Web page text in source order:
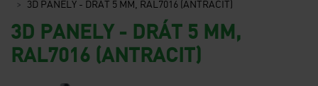
3D PANELY - DRÁT 5 MM, RAL7016 (ANTRACIT)
3D PANELY - DRÁT 5 MM,
RAL7016 (ANTRACIT)